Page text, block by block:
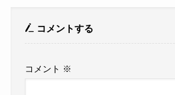
コメントする
コメント ※